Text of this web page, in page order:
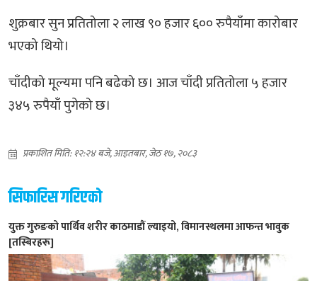
शुक्रबार सुन प्रतितोला २ लाख ९० हजार ६०० रुपैयाँमा कारोबार
भएको थियो।
चाँदीको मूल्यमा पनि बढेको छ। आज चाँदी प्रतितोला ५ हजार
३४५ रुपैयाँ पुगेको छ।
प्रकाशित मिति: १२:२४ बजे, आइतबार, जेठ १७, २०८३
सिफारिस गरिएको
युक्त गुरुङको पार्थिव शरीर काठमाडौं ल्याइयो, विमानस्थलमा आफन्त भावुक
[तस्बिरहरू]